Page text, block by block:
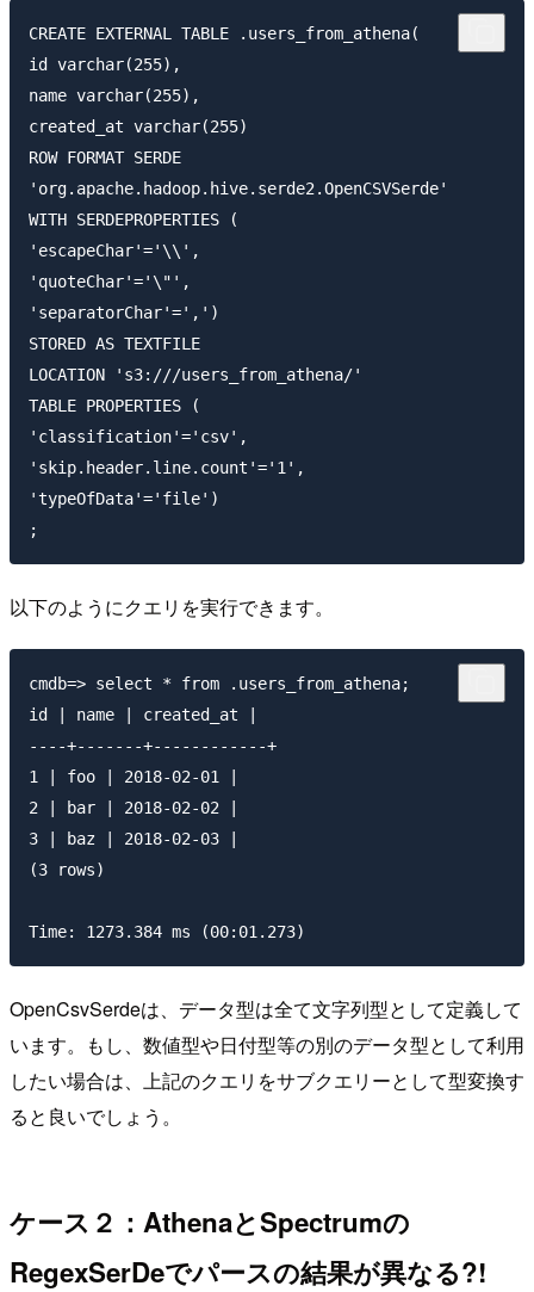
CREATE EXTERNAL TABLE .users_from_athena(
id varchar(255),
name varchar(255),
created_at varchar(255)
ROW FORMAT SERDE
'org.apache.hadoop.hive.serde2.OpenCSVSerde'
WITH SERDEPROPERTIES (
'escapeChar'='\\',
'quoteChar'='\"',
'separatorChar'=',')
STORED AS TEXTFILE
LOCATION 's3:///users_from_athena/'
TABLE PROPERTIES (
'classification'='csv',
'skip.header.line.count'='1',
'typeOfData'='file')
以下のようにクエリを実行できます。
cmdb=> select * from .users_from_athena;
id | name | created_at |
----+-------+------------+
1 | foo | 2018-02-01 |
2 | bar | 2018-02-02 |
3 | baz | 2018-02-03 |
(3 rows)
OpenCsvSerdeは、データ型は全て文字列型として定義して
います。もし、数値型や日付型等の別のデータ型として利用
したい場合は、上記のクエリをサブクエリーとして型変換す
ると良いでしょう。
ケース２：AthenaとSpectrumの
RegexSerDeでパースの結果が異なる?!